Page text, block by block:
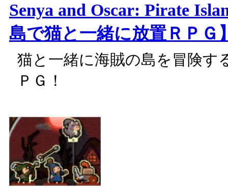
Senya and Oscar: Pirate
島で猫と一緒に放置ＲＰＧ
猫と一緒に海賊の島を冒険す
ＰＧ！